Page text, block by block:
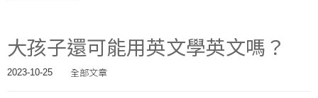
大孩子還可能用英文學英文嗎？
2023-10-25 全部文章